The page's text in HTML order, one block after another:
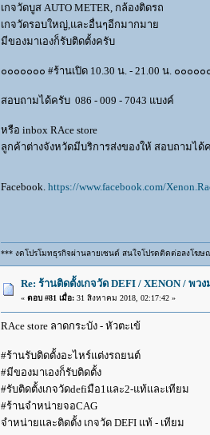
เกจวัดบูส AUTO METER, กล้องติดรถ
เกจวัดรอบใหญ่,และอื่นๆอีกมากมาย
มีของมาเองก็รับติดตั้งครับ
๐๐๐๐๐๐๐ #ร้านเปิด 10.30 น. - 21.00 น. ๐๐๐๐๐
สอบถามได้ครับ 086 - 009 - 7043 แบงค์
หรือ inbox RAce store
ลูกค้าต่างจังหวัดมีบริการส่งของให้ สอบถามได้
Facebook. https://www.facebook.com/
*** งดโปรโมทธุรกิจผ่านลายเซนต์ สนใจโปรดติดต่อลงโฆษ
Re: ร้านติดตั้งเกจวัด DEFI / XENON / พว
« ตอบ #81 เมื่อ:31 สิงหาคม 2018, 02:17:42 »
RAce store ลาดกระบัง - หัวตะเข้
#ร้านรับติดตั้งอะไหร์แต่งรถยนต์
#มีของมาเองก็รับติดตั้ง
#รับติดตั้งเกจวัดdefiมือ1และ2-แท้และเทียม
#ร้านจำหน่ายจอCAG
จำหน่ายและติดตั้ง เกจวัด DEFI แท้ - เทียม